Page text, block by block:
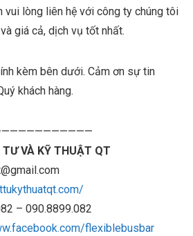
vui lòng liên hệ với công ty chúng tôi
giá cả, dịch vụ tốt nhất.
kèm bên dưới. Cảm ơn sự tin
khách hàng.
VÀ KỸ THUẬT QT
– 090.8899.082
flexiblebusbar